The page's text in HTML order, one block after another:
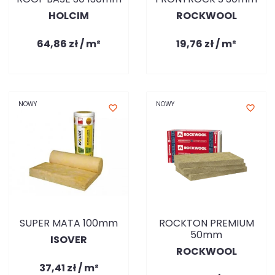
HOLCIM
64,86 zł / m²
ROCKWOOL
19,76 zł / m²
NOWY favorite_border
SUPER MATA 100mm
ISOVER
37,41 zł / m²
NOWY favorite_border
ROCKTON PREMIUM
50mm
ROCKWOOL